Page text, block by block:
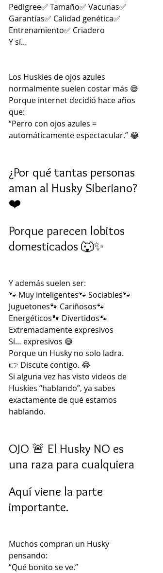
Pedigree✅ Tamaño✅ Vacunas✅
Garantías✅ Calidad genética✅
Entrenamiento✅ Criadero
Y sí…
Los Huskies de ojos azules
normalmente suelen costar más 😅
Porque internet decidió hace años
que:
“Perro con ojos azules =
automáticamente espectacular.” 😂
¿Por qué tantas personas
aman al Husky Siberiano?
❤️
Porque parecen lobitos
domesticados 🐺✨
Y además suelen ser:
🐾 Muy inteligentes🐾 Sociables🐾
Juguetones🐾 Cariñosos🐾
Energéticos🐾 Divertidos🐾
Extremadamente expresivos
Sí… expresivos 😅
Porque un Husky no solo ladra.
👉 Discute contigo. 😂
Si alguna vez has visto videos de
Huskies “hablando”, ya sabes
exactamente de qué estamos
hablando.
OJO 🚨 El Husky NO es
una raza para cualquiera
Aquí viene la parte
importante.
Muchos compran un Husky
pensando:
“Qué bonito se ve.”